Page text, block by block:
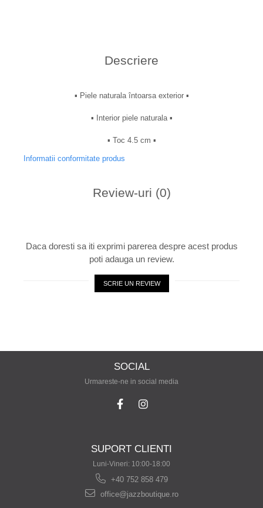
Descriere
▪︎ Piele naturala întoarsa exterior ▪︎
▪︎ Interior piele naturala ▪︎
▪︎ Toc 4.5 cm ▪︎
Informatii conformitate produs
Review-uri (0)
Daca doresti sa iti exprimi parerea despre acest produs
poti adauga un review.
SCRIE UN REVIEW
SOCIAL
Urmareste-ne in social media
SUPORT CLIENTI
Luni-Vineri: 10:00-18:00
+40 752 858 479
office@jazzboutique.ro